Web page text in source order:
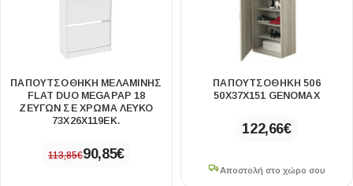
ΠΑΠΟΥΤΣΟΘΉΚΗ ΜΕΛΑΜΊΝΗΣ
FLAT DUO MEGAPAP 18
ΖΕΎΓΩΝ ΣΕ ΧΡΏΜΑ ΛΕΥΚΌ
73X26X119ΕΚ.
113,85€90,85€
ΠΑΠΟΥΤΣΟΘΉΚΗ 506
50X37X151 GENOMAX
122,66€
Αποστολή στο χώρο σου